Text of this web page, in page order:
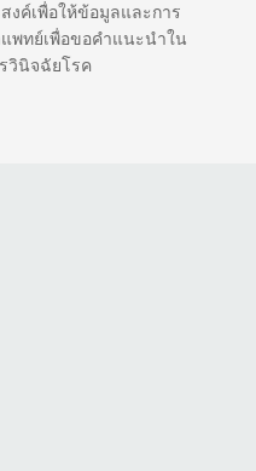
งค์เพื่อให้ข้อมูลและการ
พทย์เพื่อขอคำแนะนำใน
วินิจฉัยโรค